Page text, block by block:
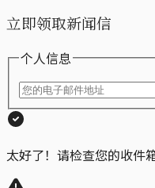
立即领取新闻信
个人信息
太好了！请检查您的收件